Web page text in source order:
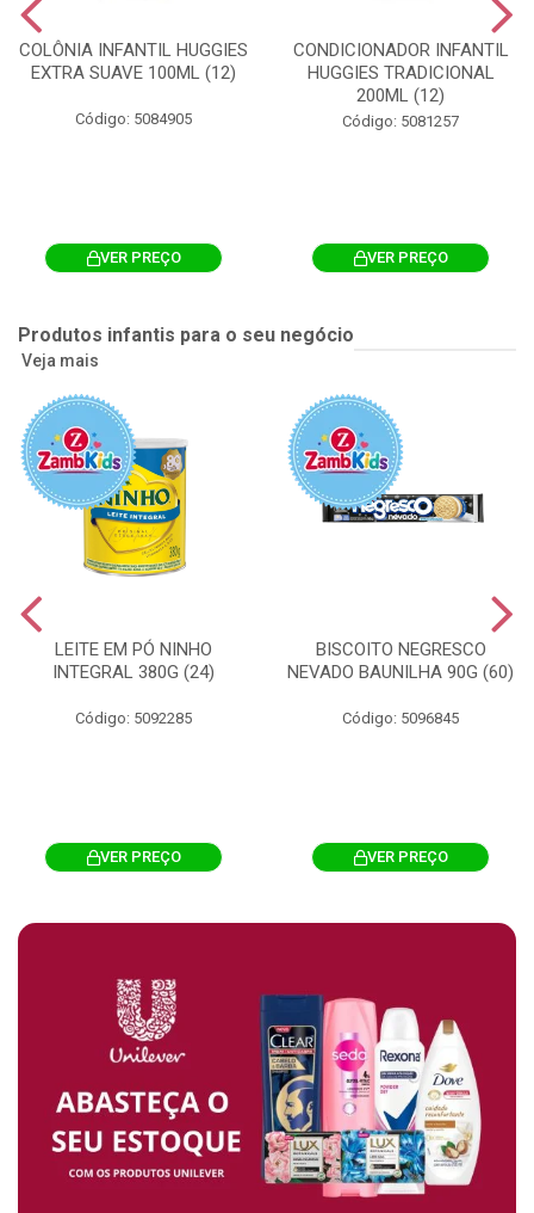
COLÔNIA INFANTIL HUGGIES
EXTRA SUAVE 100ML (12)
Código: 5084905
VER PREÇO
CONDICIONADOR INFANTIL
HUGGIES TRADICIONAL
200ML (12)
Código: 5081257
VER PREÇO
Produtos infantis para o seu negócio
Veja mais
LEITE EM PÓ NINHO
INTEGRAL 380G (24)
Código: 5092285
VER PREÇO
BISCOITO NEGRESCO
NEVADO BAUNILHA 90G (60)
Código: 5096845
VER PREÇO